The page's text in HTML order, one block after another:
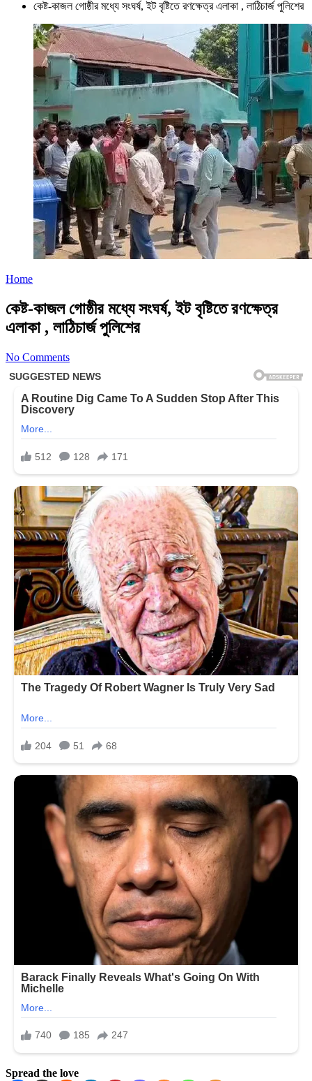
কেষ্ট-কাজল গোষ্ঠীর মধ্যে সংঘর্ষ, ইট বৃষ্টিতে রণক্ষেত্র এলাকা , লাঠিচার্জ পুলিশের
Home
কেষ্ট-কাজল গোষ্ঠীর মধ্যে সংঘর্ষ, ইট বৃষ্টিতে রণক্ষেত্র
এলাকা , লাঠিচার্জ পুলিশের
No Comments
Spread the love